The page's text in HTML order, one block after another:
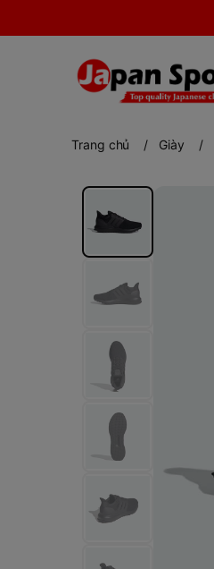
Trang chủ / Giày /